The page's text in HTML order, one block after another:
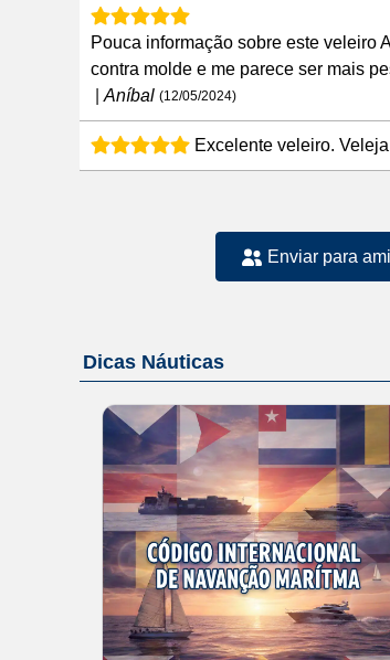
Pouca informação sobre este veleiro
contra molde e me parece ser mais
Aníbal (12/05/2024)
Excelente veleiro.
Enviar para
Dicas Náuticas